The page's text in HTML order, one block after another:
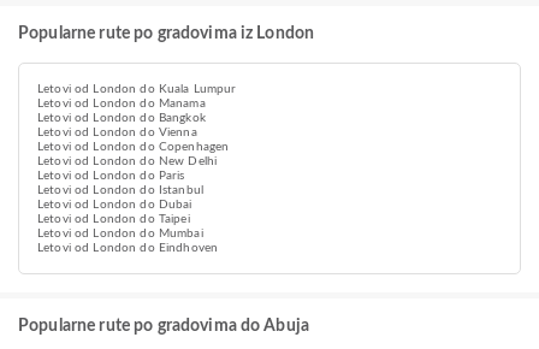
Popularne rute po gradovima iz London
Letovi od London do Kuala Lumpur
Letovi od London do Manama
Letovi od London do Bangkok
Letovi od London do Vienna
Letovi od London do Copenhagen
Letovi od London do New Delhi
Letovi od London do Paris
Letovi od London do Istanbul
Letovi od London do Dubai
Letovi od London do Taipei
Letovi od London do Mumbai
Letovi od London do Eindhoven
Popularne rute po gradovima do Abuja